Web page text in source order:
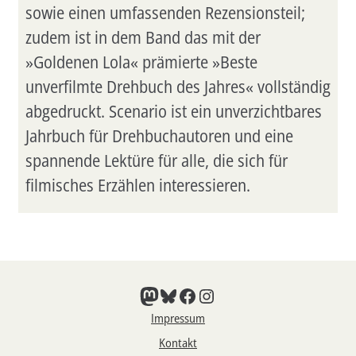
sowie einen umfassenden Rezensionsteil;
zudem ist in dem Band das mit der
»Goldenen Lola« prämierte »Beste
unverfilmte Drehbuch des Jahres« vollständig
abgedruckt. Scenario ist ein unverzichtbares
Jahrbuch für Drehbuchautoren und eine
spannende Lektüre für alle, die sich für
filmisches Erzählen interessieren.
Mastodon
Bluesky
Facebook
Instagram
Impressum
Kontakt